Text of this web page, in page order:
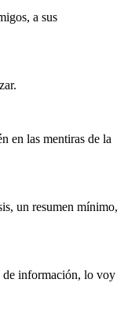
a sus
en las mentiras de la
un resumen mínimo,
de información, lo voy